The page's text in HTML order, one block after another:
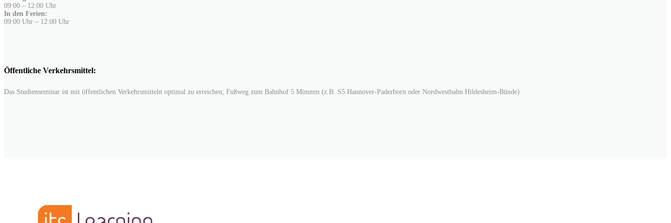
09:00 – 12:00 Uhr
In den Ferien:
09:00 Uhr – 12:00 Uhr
Öffentliche Verkehrsmittel:
Das Studienseminar ist mit öffentlichen Verkehrsmitteln optimal zu erreichen; Fußweg zum Bahnhof 5 Minuten (z.B. S5 Hannover-Paderborn oder Nordwestbahn Hildesheim-Bünde)